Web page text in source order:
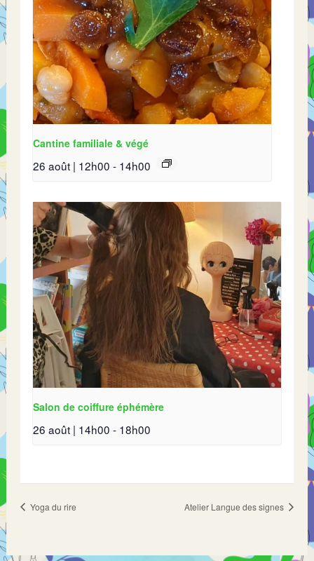
Cantine familiale & végé
26 août | 12h00 - 14h00
Salon de coiffure éphémère
26 août | 14h00 - 18h00
Yoga du rire Atelier Langue des signes